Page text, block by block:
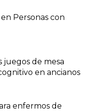
Personas con
de mesa
en ancianos
enfermos de